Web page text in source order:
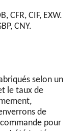
GPS
automatique
de multiples
protection. Le
synchrone de
peut être
à des lignes
de
logo sur un
avant notre
CIF, EXW.
CNY.